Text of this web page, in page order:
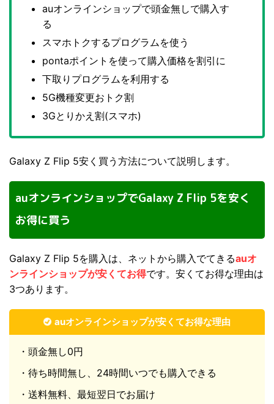
auオンラインショップで頭金無しで購入す
る
スマホトクするプログラムを使う
pontaポイントを使って購入価格を割引に
下取りプログラムを利用する
5G機種変更おトク割
3Gとりかえ割(スマホ)
Galaxy Z Flip 5安く買う方法について説明します。
auオンラインショップでGalaxy Z Flip 5を安く
お得に買う
Galaxy Z Flip 5を購入は、ネットから購入でてきるauオ
ンラインショップが安くてお得です。安くてお得な理由は
3つあります。
auオンラインショップが安くてお得な理由
・頭金無し0円
・待ち時間無し、24時間いつでも購入できる
・送料無料、最短翌日でお届け